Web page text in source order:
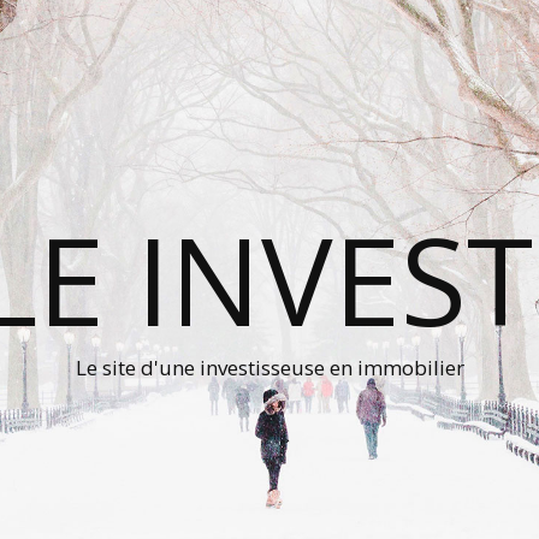
Le site d'une investisseuse en immobilier